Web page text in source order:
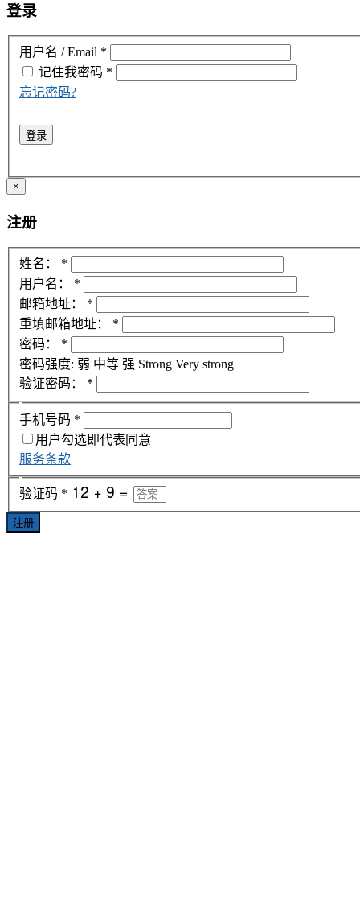
登录
用户名 / Email *
密码 *
记住我
忘记密码?
登录
×
注册
姓名：
*
用户名：
*
邮箱地址：
*
重填邮箱地址：
*
密码：
*
密码强度: 弱 中等 强 Strong Very strong
验证密码：
*
手机号码 *
用户勾选即代表同意
服务条款
验证码 *
注册